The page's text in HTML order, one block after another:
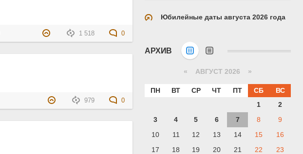
1 518 0
979 0
Юбилейные даты августа 2026 года
АРХИВ
« АВГУСТ 2026 »
ПН ВТ СР ЧТ ПТ СБ
ВС
1
2
3
4 5 6 7 8
9
10
11 12 13 14 15
16
17
18 19 20 21 22
23